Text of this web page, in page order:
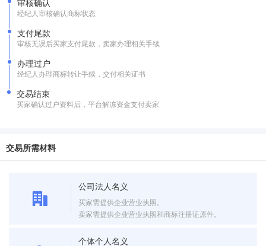
审核确认
经纪人审核确认商标状态
支付尾款
审核无误后买家支付尾款，卖家办理相关手续
办理过户
经纪人办理商标转让手续，交付相关证书
交易结束
买家确认过户资料后，平台解冻资金支付卖家
交易所需材料
公司法人名义
买家需提供企业营业执照。
卖家需提供企业营业执照和商标注册证原件。
个体个人名义